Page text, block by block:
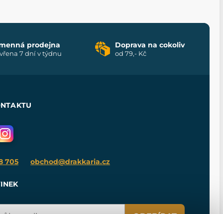
prodejna
7 dní v týdnu
Doprava na cokoliv
od 79,- Kč
705 obchod@drakkaria.cz